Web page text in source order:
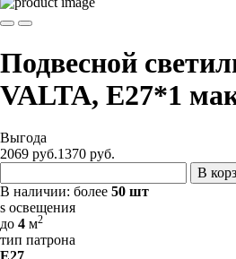
Подвесной
VALTA, Е27*1
Выгода
2069 руб.1370 руб.
В
В наличии: более 50 шт
s освещения
до 4 м2
тип патрона